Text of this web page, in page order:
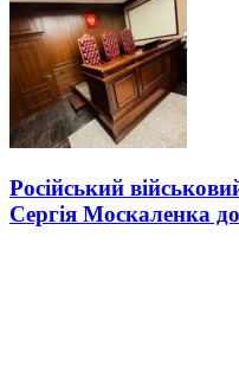
Російський
Сергія Москаленка